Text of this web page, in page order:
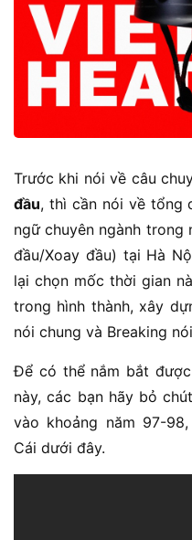
Trước khi nói về câu
đầu, thì cần nói về tổng
ngữ chuyên ngành trong
đầu/Xoay đầu) tại Hà
lại chọn mốc thời gian
trong hình thành, xây
nói chung và Breaking
Để có thể nắm bắt
này, các bạn hãy bỏ
vào khoảng năm 97-
Cái dưới đây.